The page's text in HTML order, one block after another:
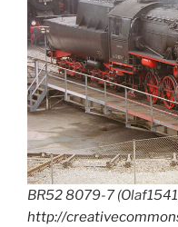
BR52 8079-7
http://